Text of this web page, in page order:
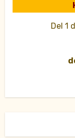
Del 1